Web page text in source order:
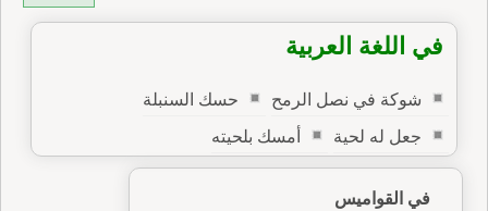
في اللغة العربية
شوكة في نصل الرمح
حسك السنبلة
جعل له لحية
أمسك بلحيته
في القواميس